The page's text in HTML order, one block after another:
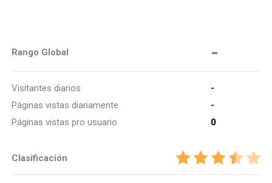
Rango Global -
Visitantes diarios
-
Páginas vistas diariamente
-
Páginas vistas pro usuario
0
Clasificación